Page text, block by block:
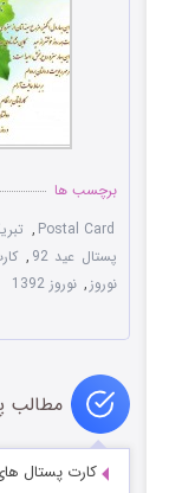
برچسب ها
Postal Card
,
پستال عید 92
,
نوروز , نوروز 1392
مطالب
کارت پستال